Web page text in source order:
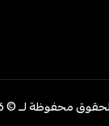
محفوظة لــ © 2026